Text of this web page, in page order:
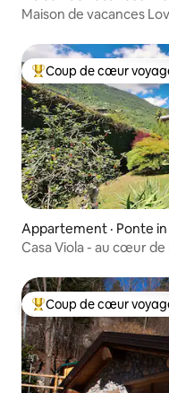
Maison de vacances
Coup de cœur
Coup de cœur
Appartement · Ponte
Casa Viola - au cœur de
Coup de cœur
Coup de cœur